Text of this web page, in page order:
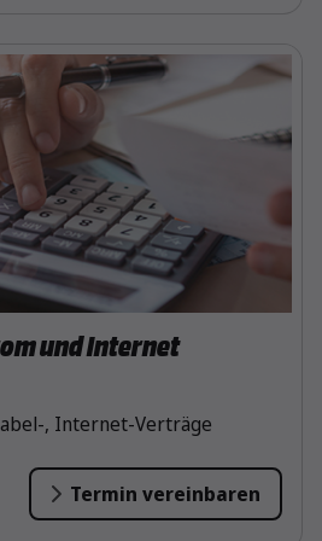
und Internet
, Internet-Verträge
Termin vereinbaren